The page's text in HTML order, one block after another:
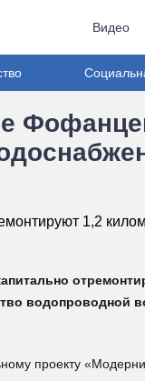
Видео
водопроводной
проекту